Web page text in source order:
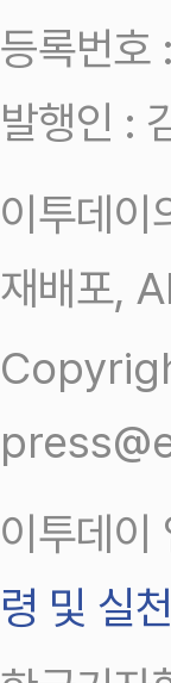
등록번
발행인 :
이투데이
재배포,
이투데이
령 및 실